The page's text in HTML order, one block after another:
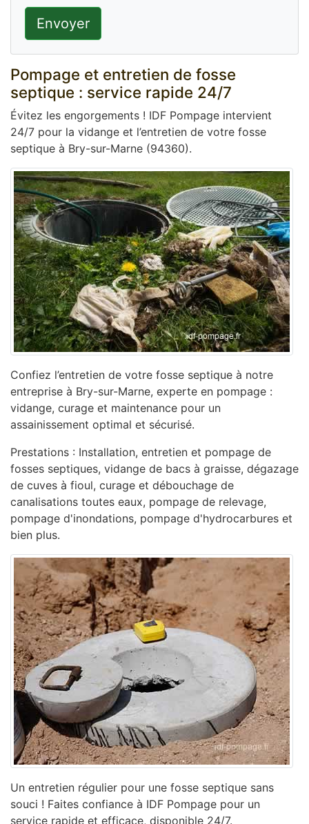
Envoyer
Pompage et entretien de fosse
septique : service rapide 24/7
Évitez les engorgements ! IDF Pompage intervient
24/7 pour la vidange et l’entretien de votre fosse
septique à Bry-sur-Marne (94360).
Confiez l’entretien de votre fosse septique à notre
entreprise à Bry-sur-Marne, experte en pompage :
vidange, curage et maintenance pour un
assainissement optimal et sécurisé.
Prestations : Installation, entretien et pompage de
fosses septiques, vidange de bacs à graisse, dégazage
de cuves à fioul, curage et débouchage de
canalisations toutes eaux, pompage de relevage,
pompage d'inondations, pompage d'hydrocarbures et
bien plus.
Un entretien régulier pour une fosse septique sans
souci ! Faites confiance à IDF Pompage pour un
service rapide et efficace, disponible 24/7.